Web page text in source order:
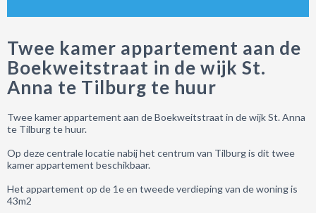
Twee kamer appartement aan de
Boekweitstraat in de wijk St.
Anna te Tilburg te huur
Twee kamer appartement aan de Boekweitstraat in de wijk St. Anna
te Tilburg te huur.
Op deze centrale locatie nabij het centrum van Tilburg is dit twee
kamer appartement beschikbaar.
Het appartement op de 1e en tweede verdieping van de woning is
43m2